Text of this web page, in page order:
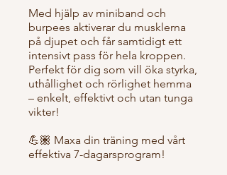
Med hjälp av miniband och
burpees aktiverar du musklerna
på djupet och får samtidigt ett
intensivt pass för hela kroppen.
Perfekt för dig som vill öka styrka,
uthållighet och rörlighet hemma
– enkelt, effektivt och utan tunga
vikter!
💪🏽 Maxa din träning med vårt
effektiva 7-dagarsprogram!